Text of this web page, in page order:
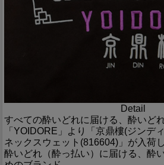
Detail
すべての酔いどれに届ける、酔いど
「YOIDORE」より「京鼎樓(ジンデ
ネックスウェット(816604)」が入荷
酔いどれ（酔っ払い）に届ける、酔